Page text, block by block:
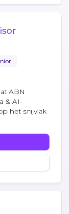
ABN
& AI-
het snijvlak